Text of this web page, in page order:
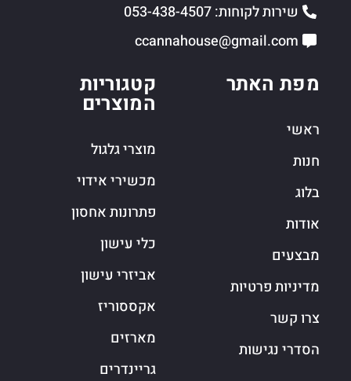
שירות לקוחות: 053-438-4507
ccannahouse@gmail.com
מפת האתר
ראשי
חנות
בלוג
אודות
מבצעים
מדיניות פרטיות
צרו קשר
הסדרי נגישות
קטגוריות
המוצרים
מוצרי גלגול
מכשירי אידוי
פתרונות אחסון
כלי עישון
אביזרי עישון
אקססוריז
מארזים
גריינדרים